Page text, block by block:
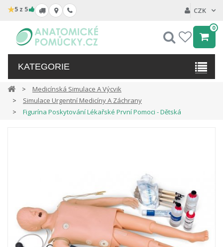
★5 z 5 CZK
My
wishlist
0
Hledat
KATEGORIE
Medicínská Simulace A Výcvik
Simulace Urgentní Medicíny A Záchrany
Figurína Poskytování Lékařské První Pomoci - Dětská